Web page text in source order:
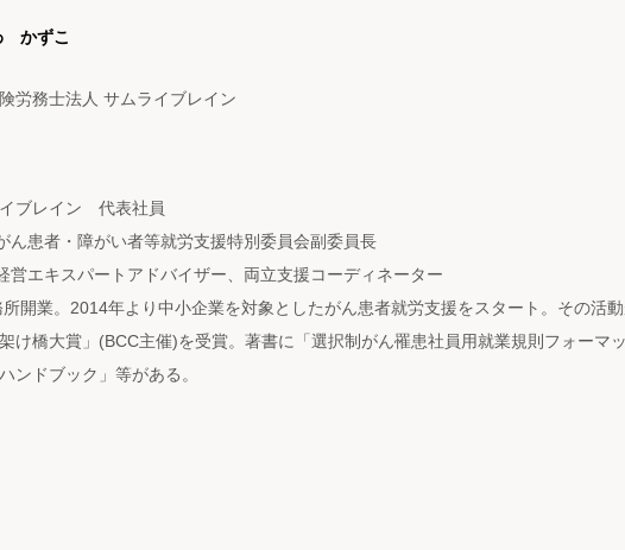
かずこ
労務士法人 サムライブレイン
ブレイン 代表社員
患者・障がい者等就労支援特別委員会副委員長
営エキスパートアドバイザー、両立支援コーディネーター
開業。2014年より中小企業を対象としたがん患者就労支援をスタート。その活
け橋大賞」(BCC主催)を受賞。著書に「選択制がん罹患社員用就業規則フォーマ
ンドブック」等がある。